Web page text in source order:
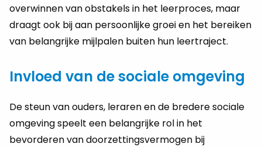
overwinnen van obstakels in het leerproces, maar
draagt ook bij aan persoonlijke groei en het bereiken
van belangrijke mijlpalen buiten hun leertraject.
Invloed van de sociale omgeving
De steun van ouders, leraren en de bredere sociale
omgeving speelt een belangrijke rol in het
bevorderen van doorzettingsvermogen bij